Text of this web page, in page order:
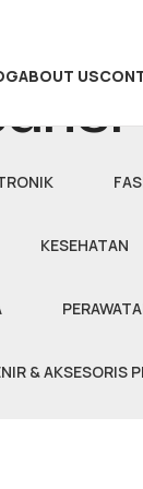
ABOUT US
KESEHATAN
& AKSESORIS